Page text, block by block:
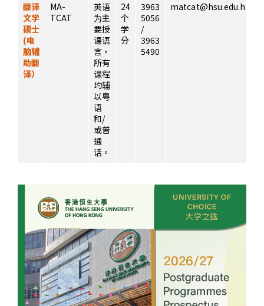
翻译
文学
硕士
(电
脑辅
助翻
译）
MA-
TCAT
英语
为主
要授
课语
言，
所有
课程
均辅
以粤
语
和/
或普
通
话。
24
个
学
分
3963
5056
/
3963
5490
matcat@hsu.edu.hk